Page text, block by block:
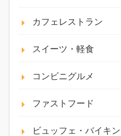
カフェレストラン
スイーツ・軽食
コンビニグルメ
ファストフード
ビュッフェ・バイキ